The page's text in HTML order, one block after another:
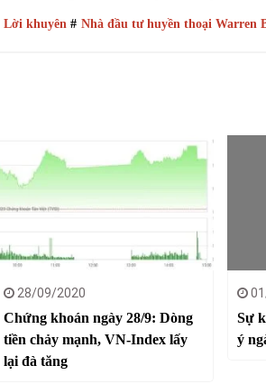
Lời khuyên # Nhà đầu tư huyền thoại Warren
28/09/2020
Chứng khoán ngày 28/9: Dòng
tiền chảy mạnh, VN-Index lấy
lại đà tăng
Sự
ý